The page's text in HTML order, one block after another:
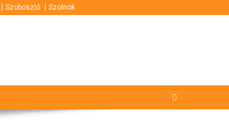
Szoboszló Szolnok